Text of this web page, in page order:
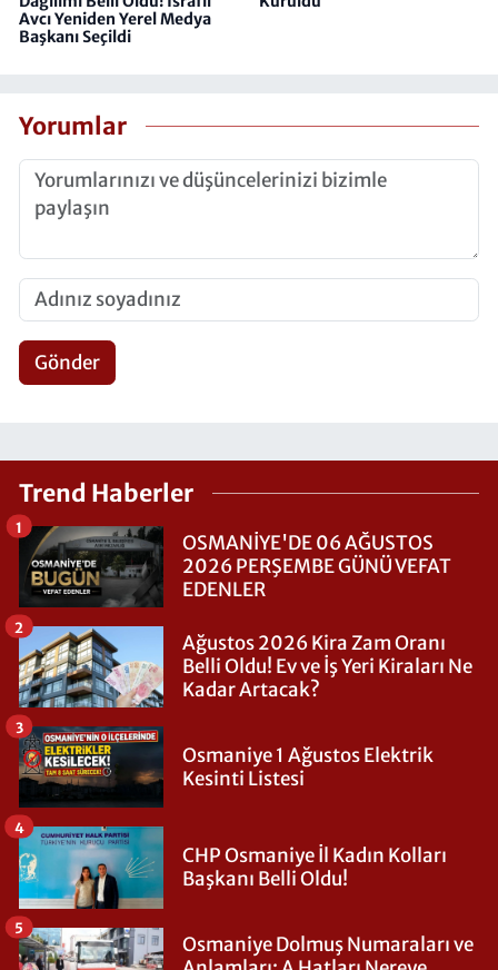
Avcı Yeniden Yerel Medya
Başkanı Seçildi
Yorumlar
Gönder
Trend Haberler
OSMANİYE'DE 06 AĞUSTOS
2026 PERŞEMBE GÜNÜ VEFAT
EDENLER
1
Ağustos 2026 Kira Zam Oranı
Belli Oldu! Ev ve İş Yeri Kiraları Ne
Kadar Artacak?
2
Osmaniye 1 Ağustos Elektrik
Kesinti Listesi
3
CHP Osmaniye İl Kadın Kolları
Başkanı Belli Oldu!
4
Osmaniye Dolmuş Numaraları ve
5